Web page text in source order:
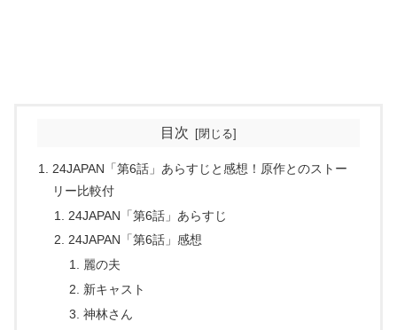
目次
24JAPAN「第6話」あらすじと感想！原作とのストー
リー比較付
24JAPAN「第6話」あらすじ
24JAPAN「第6話」感想
麗の夫
新キャスト
神林さん